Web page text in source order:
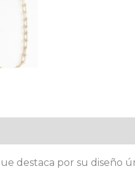
destaca por su diseño